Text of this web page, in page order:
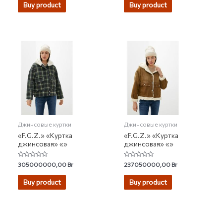
Buy product Buy product
Джинсовые куртки
«F.G.Z.» «Куртка
джинсовая» «»
Rated
0
out
305000000,00Br
Buy product
Джинсовые куртки
«F.G.Z.» «Куртка
джинсовая» «»
Rated
0
out
237050000,00Br
Buy product